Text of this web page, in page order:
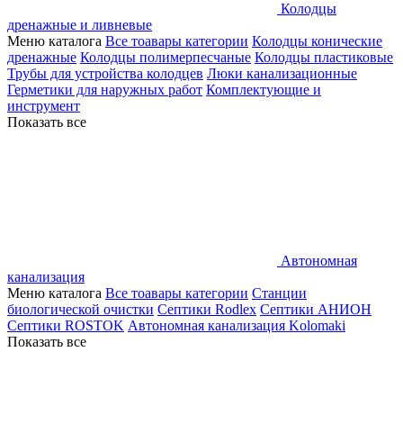
Колодцы
дренажные и ливневые
Меню каталога Все тоавары категории Колодцы конические
дренажные Колодцы полимерпесчаные Колодцы пластиковые
Трубы для устройства колодцев Люки канализационные
Герметики для наружных работ Комплектующие и
инструмент
Показать все
Автономная
канализация
Меню каталога Все тоавары категории Станции
биологической очистки Септики Rodlex Септики АНИОН
Септики ROSTOK Автономная канализация Kolomaki
Показать все